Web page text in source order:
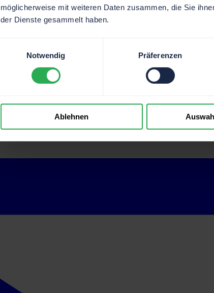
möglicherweise mit weiteren Daten zusammen, die Sie
der Dienste gesammelt haben.
Notwendig
Präferenzen
Ablehnen